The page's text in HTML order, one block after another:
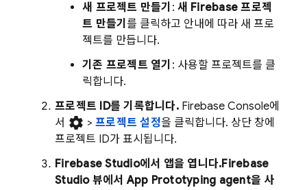
새 프로젝트 만들기 : 새 Firebase 프로젝
트 만들기를 클릭하고 안내에 따라 새 프로
젝트를 만듭니다.
기존 프로젝트 열기 : 사용할 프로젝트를 클
릭합니다.
프로젝트 ID를 기록합니다.Firebase Console에
서 settings > 프로젝트 설정을 클릭합니다. 상단 창에
프로젝트 ID가 표시됩니다.
Firebase Studio에서 앱을 엽니다.Firebase
Studio 뷰에서App Prototyping agent을 사